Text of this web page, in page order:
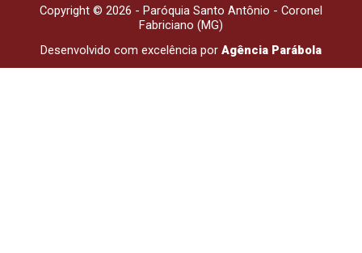
Copyright © 2026 - Paróquia Santo Antônio - Coronel
Fabriciano (MG)
Desenvolvido com excelência por Agência Parábola